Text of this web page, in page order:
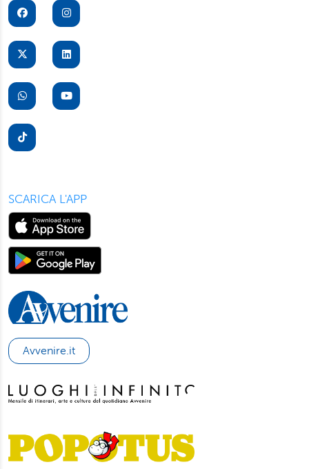
SCARICA L'APP
Avvenire.it